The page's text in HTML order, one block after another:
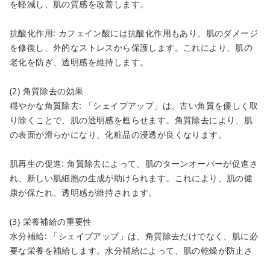
を軽減し、肌の質感を改善します。
抗酸化作用: カフェイン酸には抗酸化作用もあり、肌のダメージ
を修復し、外的なストレスから保護します。これにより、肌の
老化を防ぎ、透明感を維持します。
(2) 角質除去の効果
穏やかな角質除去: 「シェイプアップ」は、古い角質を優しく取
り除くことで、肌の透明感を甦らせます。角質除去により、肌
の表面が滑らかになり、化粧品の浸透が良くなります。
肌再生の促進: 角質除去によって、肌のターンオーバーが促進さ
れ、新しい肌細胞の生成が助けられます。これにより、肌の健
康が保たれ、透明感が維持されます。
(3) 栄養補給の重要性
水分補給: 「シェイプアップ」は、角質除去だけでなく、肌に必
要な栄養を補給します。水分補給によって、肌の乾燥が防止さ